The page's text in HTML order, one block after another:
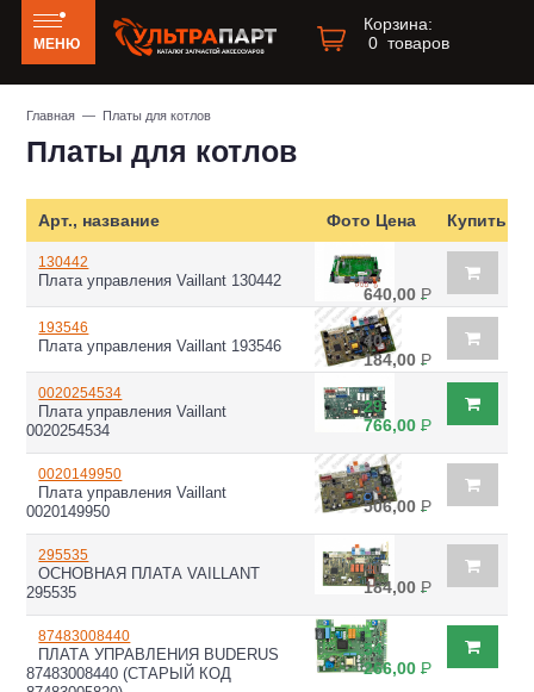
МЕНЮ
Корзина:
0 товаров
Главная — Платы для котлов
Платы для котлов
Арт., название Фото Цена Купить
130442
Плата управления Vaillant 130442
27
640,00 Р
193546
Плата управления Vaillant 193546
40
184,00 Р
0020254534
Плата управления Vaillant
0020254534
29
766,00 Р
0020149950
Плата управления Vaillant
0020149950
35
506,00 Р
295535
ОСНОВНАЯ ПЛАТА VAILLANT
295535
40
184,00 Р
87483008440
ПЛАТА УПРАВЛЕНИЯ BUDERUS
87483008440 (СТАРЫЙ КОД
54
266,00 Р